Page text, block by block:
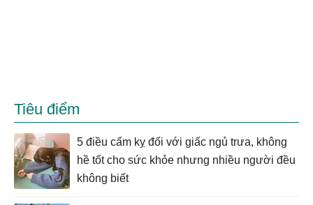
Tiêu điểm
5 điều cấm kỵ đối với giấc ngủ trưa, không
hề tốt cho sức khỏe nhưng nhiều người đều
không biết